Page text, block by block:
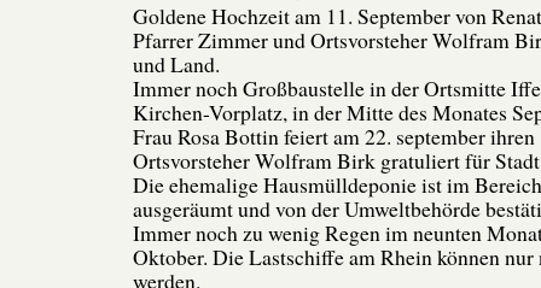
Goldene Hochzeit am 11. September von
Pfarrer Zimmer und Ortsvorsteher Wolfram
und Land.
Immer noch Großbaustelle in der Ortsmitte
Kirchen-Vorplatz, in der Mitte des Monates
Frau Rosa Bottin feiert am 22. september
Ortsvorsteher Wolfram Birk gratuliert für
Die ehemalige Hausmülldeponie ist im
ausgeräumt und von der Umweltbehörde
Immer noch zu wenig Regen im neunten
Oktober. Die Lastschiffe am Rhein können nur
werden.